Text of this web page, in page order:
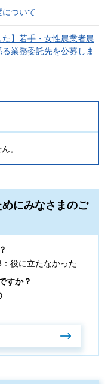
について
た】若手・女性農業者農
業務委託先を公募しま
。
にみなさまのご
：役に立たなかった
すか？